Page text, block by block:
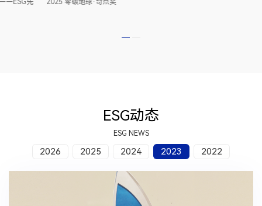
2025年度财联社致远奖——ESG先
ESG动态
ESG NEWS
2026 2025 2024 2023 2022